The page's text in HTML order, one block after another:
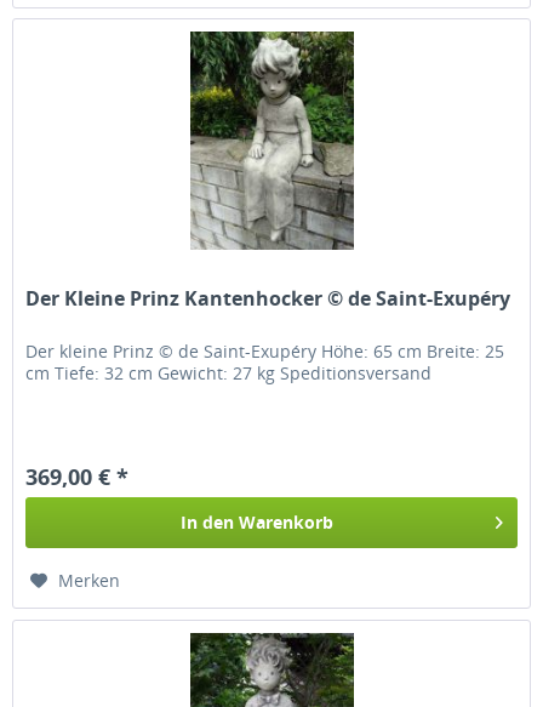
Der Kleine Prinz Kantenhocker © de Saint-Exupéry
Der kleine Prinz © de Saint-Exupéry Höhe: 65 cm Breite: 25
cm Tiefe: 32 cm Gewicht: 27 kg Speditionsversand
369,00 € *
In den Warenkorb
Merken